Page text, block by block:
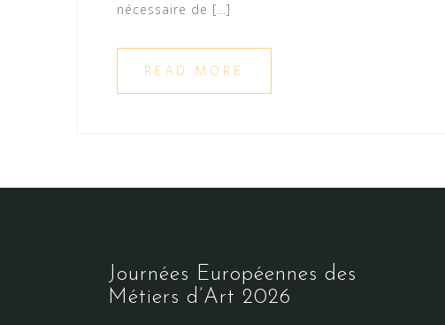
nécessaire de […]
READ MORE
Journées Européennes des
Métiers d’Art 2026